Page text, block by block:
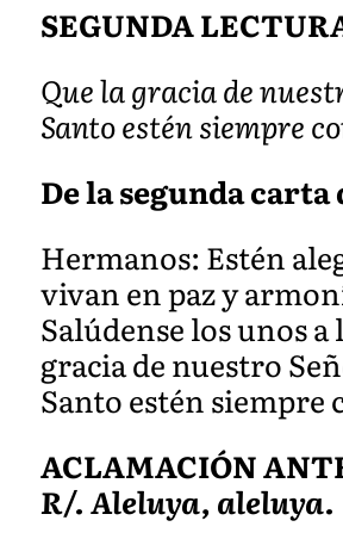
SEGUNDA
Que la gracia de
Santo estén siempre
De la segunda carta
Hermanos: Estén
vivan en paz y
Salúdense los unos
gracia de nuestro
Santo estén siempre
ACLAMACIÓN
R/. Aleluya, aleluya.